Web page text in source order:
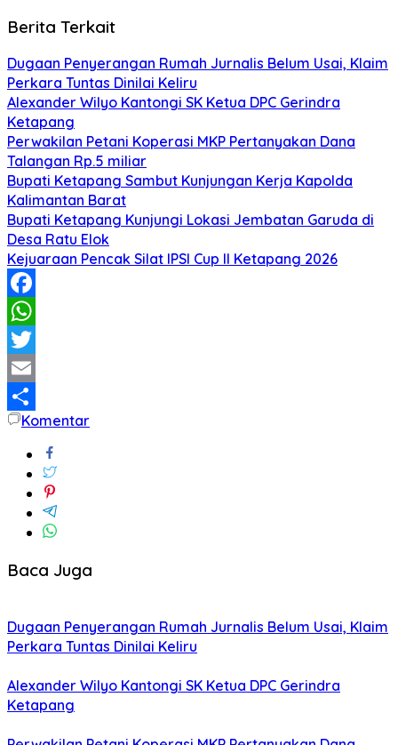
Berita Terkait
Dugaan Penyerangan Rumah Jurnalis Belum Usai, Klaim
Perkara Tuntas Dinilai Keliru
Alexander Wilyo Kantongi SK Ketua DPC Gerindra
Ketapang
Perwakilan Petani Koperasi MKP Pertanyakan Dana
Talangan Rp.5 miliar
Bupati Ketapang Sambut Kunjungan Kerja Kapolda
Kalimantan Barat
Bupati Ketapang Kunjungi Lokasi Jembatan Garuda di
Desa Ratu Elok
Kejuaraan Pencak Silat IPSI Cup II Ketapang 2026
Facebook
WhatsApp
Twitter
Email
Share
Komentar
Baca Juga
Dugaan Penyerangan Rumah Jurnalis Belum Usai, Klaim
Perkara Tuntas Dinilai Keliru
Alexander Wilyo Kantongi SK Ketua DPC Gerindra
Ketapang